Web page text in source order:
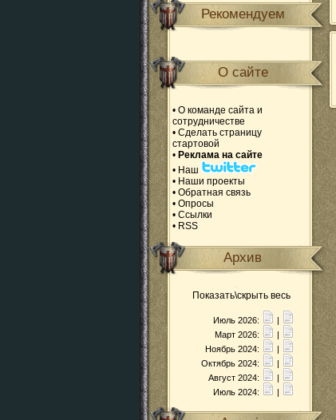
Рекомендуем
О сайте
• О команде сайта и
сотрудничестве
• Сделать страницу
стартовой
• Реклама на сайте
• Наш
• Наши проекты
• Обратная связь
• Опросы
• Ссылки
• RSS
Архив
Показать\скрыть весь
Июль 2026:
|
Март 2026:
|
Ноябрь 2024:
|
Октябрь 2024:
|
Август 2024:
|
Июль 2024:
|